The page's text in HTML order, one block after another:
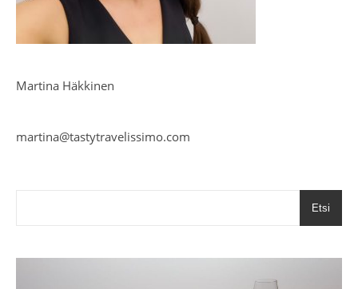
Martina Häkkinen
martina@tastytravelissimo.com
Etsi